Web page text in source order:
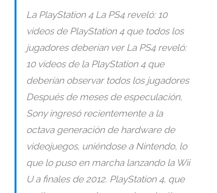
La PlayStation 4 La PS4 reveló: 10
videos de PlayStation 4 que todos los
jugadores deberían ver La PS4 reveló:
10 videos de la PlayStation 4 que
deberían observar todos los jugadores
Después de meses de especulación,
Sony ingresó recientemente a la
octava generación de hardware de
videojuegos, uniéndose a Nintendo, lo
que lo puso en marcha lanzando la Wii
U a finales de 2012. PlayStation 4, que